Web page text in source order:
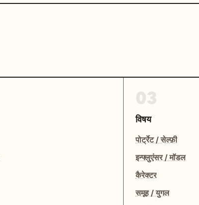
विषय
पोर्ट्रेट / सेल्फ़ी
इन्फ्लुएंसर / मॉडल
कैरेक्टर
समूह / युगल